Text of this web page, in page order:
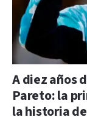
A diez años
Pareto: la
la historia